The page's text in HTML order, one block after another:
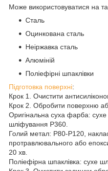
Може використовуватися на
Сталь
Оцинкована сталь
Неіржавка сталь
Алюміній
Поліефірні шпаклівки
Підготовка поверхні:
Крок 1. Очистити
Крок 2. Обробити поверхню
Оригінальна суха фарба:
шліфування P360.
Голий метал: P80-P120,
протравлювального або
20 хв.
Поліефірна шпаклівка: сухе